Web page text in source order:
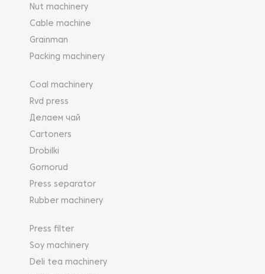
Nut machinery
Cable machine
Grainman
Packing machinery
Coal machinery
Rvd press
Делаем чай
Cartoners
Drobilki
Gornorud
Press separator
Rubber machinery
Press filter
Soy machinery
Deli tea machinery